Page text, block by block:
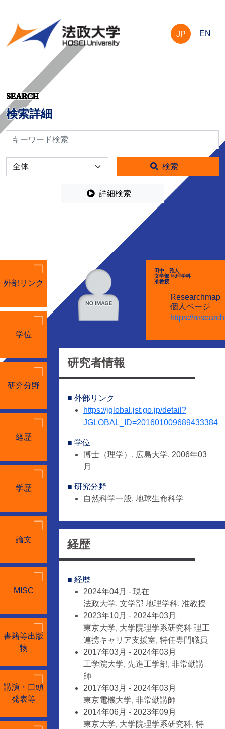
JP EN
SEARCH
検索詳細
検索
全体 検索
詳細検索
外部リンク
学位
研究分野
経歴
学歴
論文
MISC
書籍等出版
物
講演・口頭
発表等
田中 雅人
文学部 地理学科
准教授
Researchmap
個人ページ
https://
研究者情報
■ 外部リンク
https://jglobal.jst.go.jp/detail?
JGLOBAL_ID=201601009689433384
■ 学位
博士（理学）, 広島大学, 2006年03
月
■ 研究分野
自然科学一般, 地球生命科学
経歴
■ 経歴
2024年04月 - 現在
法政大学, 文学部 地理学科, 准教授
2023年10月 - 2024年03月
東京大学, 大学院理学系研究科 理工
連携キャリア支援室, 特任専門職員
2017年03月 - 2024年03月
工学院大学, 先進工学部, 非常勤講
師
2017年03月 - 2024年03月
東京電機大学, 非常勤講師
2014年06月 - 2023年09月
東京大学, 大学院理学系研究科, 特